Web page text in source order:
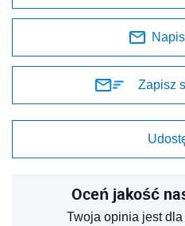
Zapisz
Oceń jakość
Twoja opinia jest